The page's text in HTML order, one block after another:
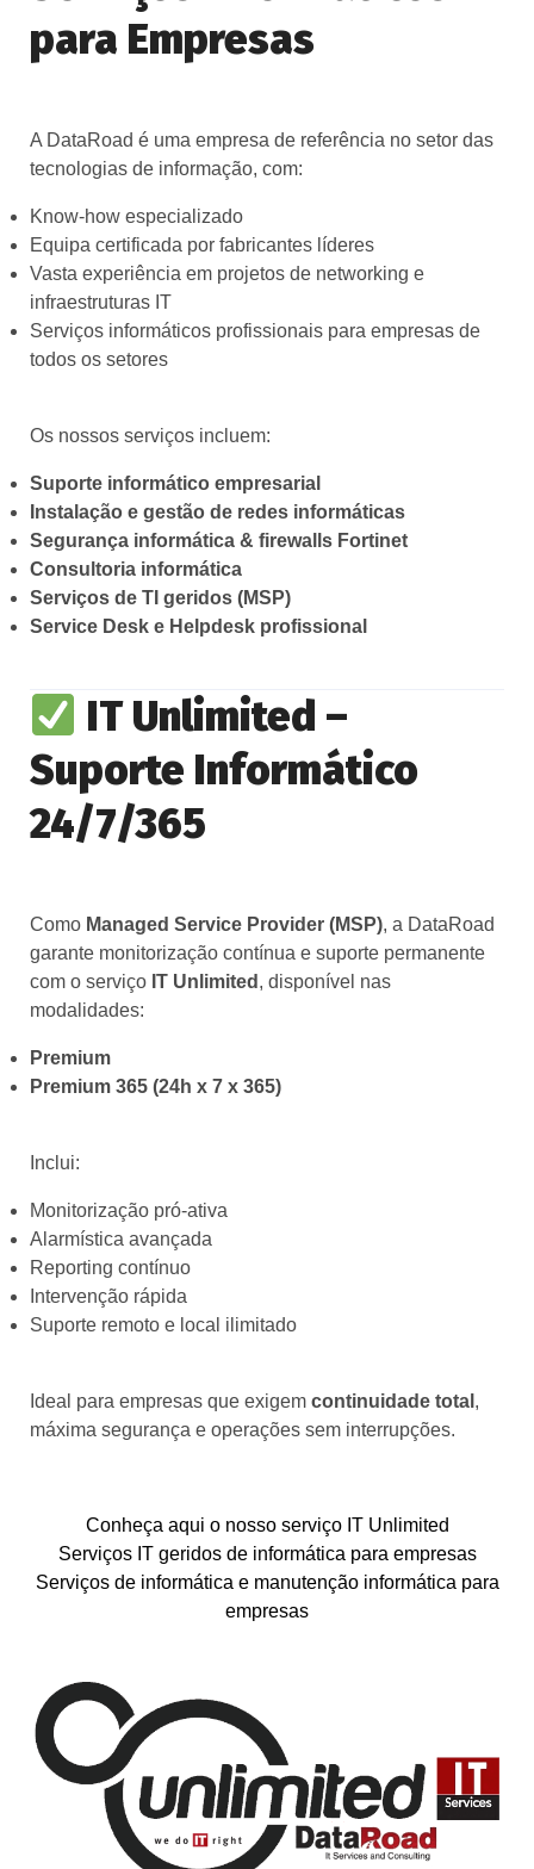
para Empresas
A DataRoad é uma empresa de referência no setor das
tecnologias de informação, com:
Know‑how especializado
Equipa certificada por fabricantes líderes
Vasta experiência em projetos de networking e
infraestruturas IT
Serviços informáticos profissionais para empresas de
todos os setores
Os nossos serviços incluem:
Suporte informático empresarial
Instalação e gestão de redes informáticas
Segurança informática & firewalls Fortinet
Consultoria informática
Serviços de TI geridos (MSP)
Service Desk e Helpdesk profissional
IT Unlimited –
Suporte Informático
24/7/365
Como Managed Service Provider (MSP), a DataRoad
garante monitorização contínua e suporte permanente
com o serviço IT Unlimited , disponível nas
modalidades:
Premium
Premium 365 (24h x 7 x 365)
Inclui:
Monitorização pró-ativa
Alarmística avançada
Reporting contínuo
Intervenção rápida
Suporte remoto e local ilimitado
Ideal para empresas que exigem continuidade total ,
máxima segurança e operações sem interrupções.
Conheça aqui o nosso serviço IT Unlimited
Serviços IT geridos de informática para empresas
Serviços de informática e manutenção informática para
empresas